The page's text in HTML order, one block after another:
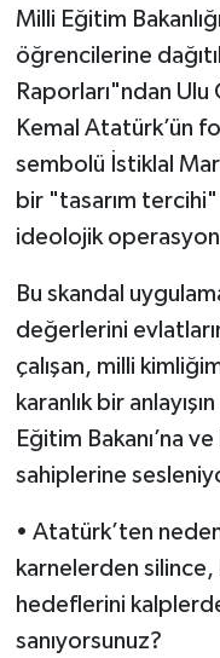
Milli Eğitim
öğrencilerine
Raporları"ndan
Kemal Atatürk’ün
sembolü İstiklal
bir "tasarım
ideolojik
Bu skandal
değerlerini
çalışan, milli
karanlık bir
Eğitim Bakanı’na
sahiplerine
• Atatürk’ten
karnelerden silince,
hedeflerini
sanıyorsunuz?